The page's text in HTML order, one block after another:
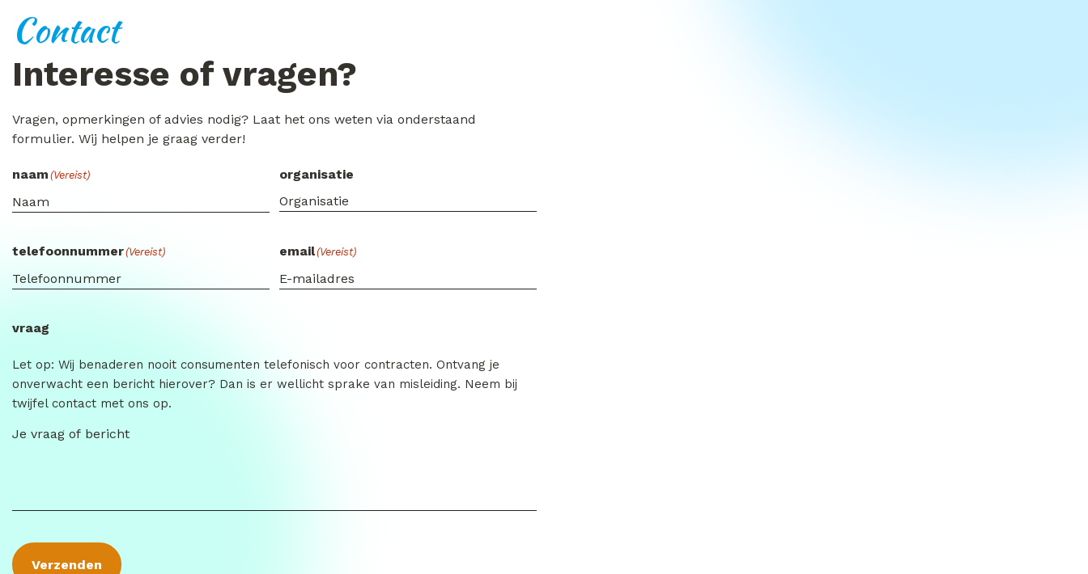
Contact
Interesse of vragen?
Vragen, opmerkingen of advies nodig? Laat het ons weten via onderstaand
formulier. Wij helpen je graag verder!
naam (Vereist) organisatie
telefoonnummer(Vereist) email(Vereist)
vraag
Let op: Wij benaderen nooit consumenten telefonisch voor contracten. Ontvang je
onverwacht een bericht hierover? Dan is er wellicht sprake van misleiding. Neem bij
twijfel contact met ons op.